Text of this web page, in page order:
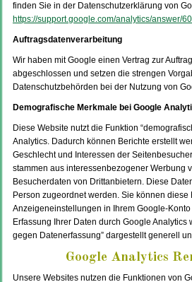
finden Sie in der Datenschutzerklärung von
https://support.google.com/analytics/answer/
Auftragsdatenverarbeitung
Wir haben mit Google einen Vertrag zur
abgeschlossen und setzen die strengen
Datenschutzbehörden bei der Nutzung von
Demografische Merkmale bei Google
Diese Website nutzt die Funktion
Analytics. Dadurch können Berichte erstellt
Geschlecht und Interessen der
stammen aus interessenbezogener Werbung
Besucherdaten von Drittanbietern. Diese
Person zugeordnet werden. Sie können
Anzeigeneinstellungen in Ihrem Google-
Erfassung Ihrer Daten durch Google Analytics
gegen Datenerfassung” dargestellt generell
Google Analytics
Unsere Websites nutzen die Funktionen von